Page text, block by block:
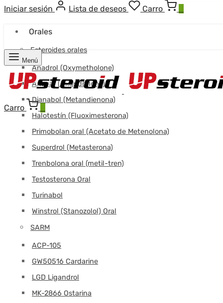
Iniciar sesión Lista de deseos Carro
Orales
Esteroides orales
Anadrol (Oxymetholone)
Anavar (Oxandrolona)
Dianabol (Metandienona)
Halotestín (Fluoximesterona)
Primobolan oral (Acetato de Metenolona)
Superdrol (Metasterona)
Trenbolona oral (metil-tren)
Testosterona Oral
Turinabol
Winstrol (Stanozolol) Oral
SARM
ACP-105
GW50516 Cardarine
LGD Ligandrol
MK-2866 Ostarina
Menú
Carro